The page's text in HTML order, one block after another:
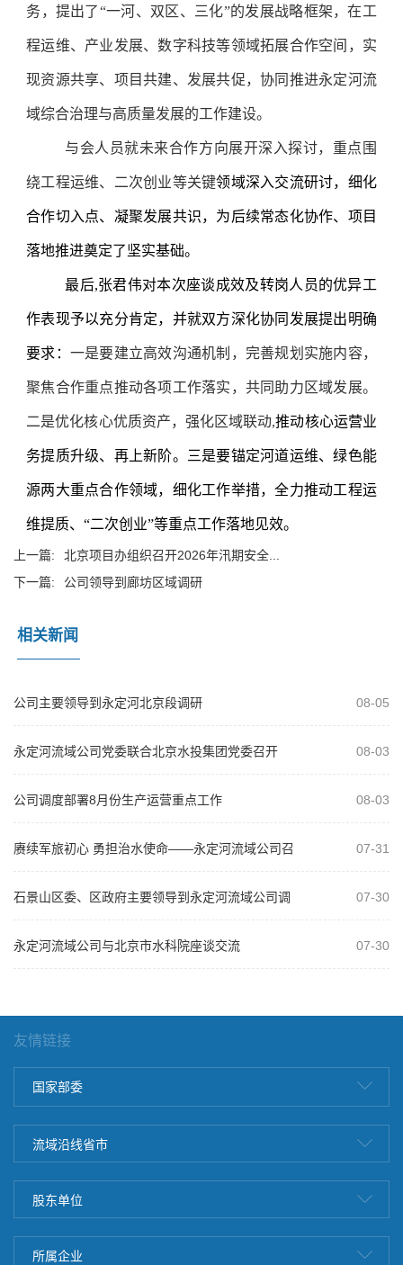
务，提出了“一河、双区、三化”的发展战略框架，在工
程运维、产业发展、数字科技等领域拓展合作空间，实
现资源共享、项目共建、发展共促，协同推进永定河流
域综合治理与高质量发展的工作建设。
与会人员就未来合作方向展开深入探讨，重点围
绕工程运维、二次创业等关键领域深入交流研讨，细化
合作切入点、凝聚发展共识，为后续常态化协作、项目
落地推进奠定了坚实基础。
最后,张君伟对本次座谈成效及转岗人员的优异工
作表现予以充分肯定，并就双方深化协同发展提出明确
要求： 一是要建立高效沟通机制，完善规划实施内容，
聚焦合作重点推动各项工作落实，共同助力区域发展。
二是优化核心优质资产，强化区域联动,推动核心运营业
务提质升级、再上新阶。三是要锚定河道运维、绿色能
源两大重点合作领域，细化工作举措，全力推动工程运
维提质、“二次创业”等重点工作落地见效。
上一篇:
北京项目办组织召开2026年汛期安全...
下一篇:
公司领导到廊坊区域调研
相关新闻
公司主要领导到永定河北京段调研 08-05
永定河流域公司党委联合北京水投集团党委召开
08-03
公司调度部署8月份生产运营重点工作 08-03
赓续军旅初心 勇担治水使命——永定河流域公司召
07-31
石景山区委、区政府主要领导到永定河流域公司调
07-30
永定河流域公司与北京市水科院座谈交流 07-30
友情链接
国家部委
流域沿线省市
股东单位
所属企业